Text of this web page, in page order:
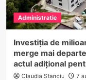
Administratie
Investiția de
merge mai
actul adițional
Claudia Stanciu 7